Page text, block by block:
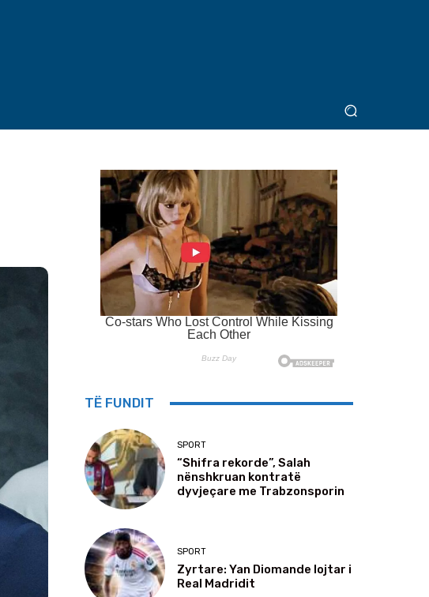
TË FUNDIT
SPORT
“Shifra rekorde”, Salah
nënshkruan kontratë
dyvjeçare me Trabzonsporin
SPORT
Zyrtare: Yan Diomande lojtar i
Real Madridit